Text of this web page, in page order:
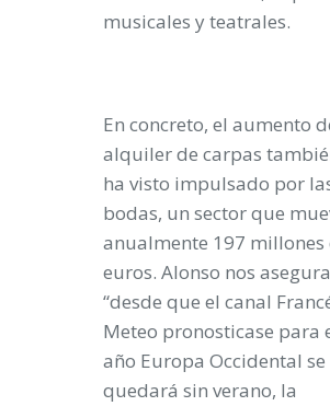
musicales y teatrales.
En concreto, el aumento
alquiler de carpas
ha visto impulsado por
bodas, un sector que
anualmente 197 millones
euros. Alonso nos
“desde que el canal
Meteo pronosticase para
año Europa Occidental se
quedará sin verano, la